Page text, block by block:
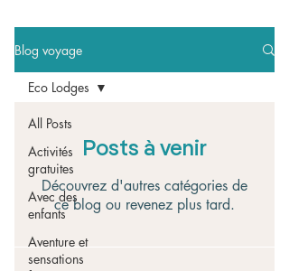
Blog voyage
All Posts
Activités
gratuites
Avec des
enfants
Aventure et
sensations
Eco Lodges
Posts à venir
Découvrez d'autres catégories de
ce blog ou revenez plus tard.